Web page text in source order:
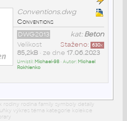
Conventions.dwg
Conventions
kat:Beton
DWG2013
Staženo: 630x
Velikost
85,2kB• ze dne 17.06.2023
Umístil: Michael-98• Autor: Michael
Rokhlenko
rodiny rodina family symboly detaily
výkres téma kategorie kolekce